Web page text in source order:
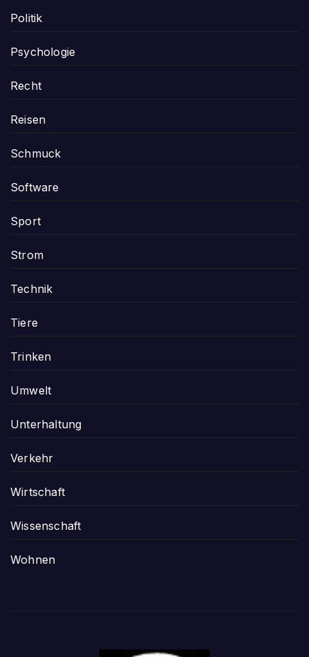
Politik
Psychologie
Recht
Reisen
Schmuck
Software
Sport
Strom
Technik
Tiere
Trinken
Umwelt
Unterhaltung
Verkehr
Wirtschaft
Wissenschaft
Wohnen